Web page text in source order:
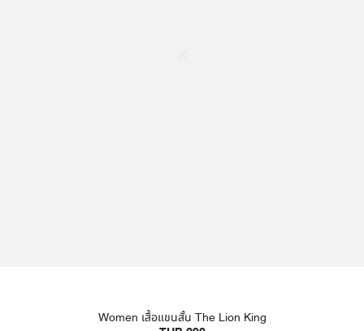
Women เสื้อแขนสั้น The Lion King